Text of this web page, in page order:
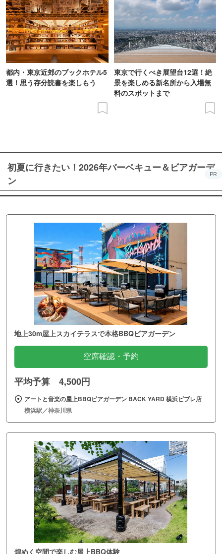
都内・東京近郊のブックホテル5
選！思う存分読書を楽しもう
東京で行くべき展望台12選！絶
景を楽しめる新名所から入場無
料のスポットまで
初夏に行きたい！2026年バーベキュー＆ビアガーデ
ン
PR
地上30m屋上スカイテラスで本格BBQビアガーデン
空席確認・予約
平均予算 4,500円
アートと音楽の屋上BBQビアガーデン BACK YARD 横浜ビブレ店
横浜駅／神奈川県
煌めく空間で楽しむ屋上BBQ体験